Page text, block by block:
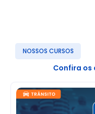
NOSSOS CURSOS
Confira os